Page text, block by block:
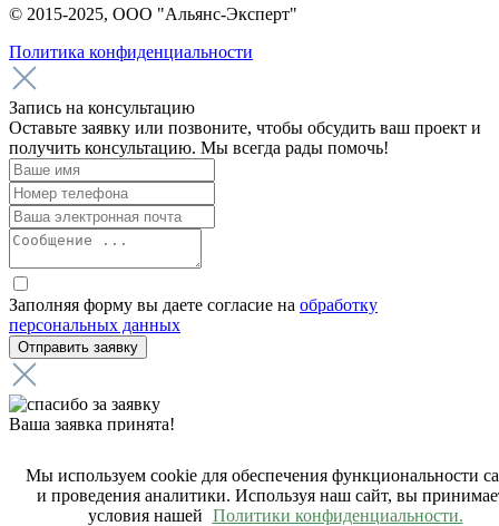
© 2015-2025, ООО "Альянс-Эксперт"
Политика конфиденциальности
Запись на консультацию
Оставьте заявку или позвоните, чтобы обсудить ваш проект и
получить консультацию. Мы всегда рады помочь!
Заполняя форму вы даете согласие на обработку
персональных данных
Ваша заявка принята!
Мы используем cookie для обеспечения функциональности
и проведения аналитики. Используя наш сайт, вы
условия нашей Политики конфиденциальности.